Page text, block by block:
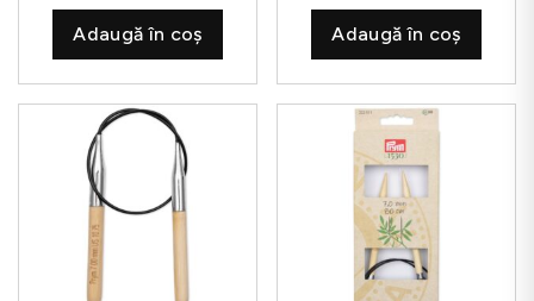
Adaugă în coș Adaugă în coș